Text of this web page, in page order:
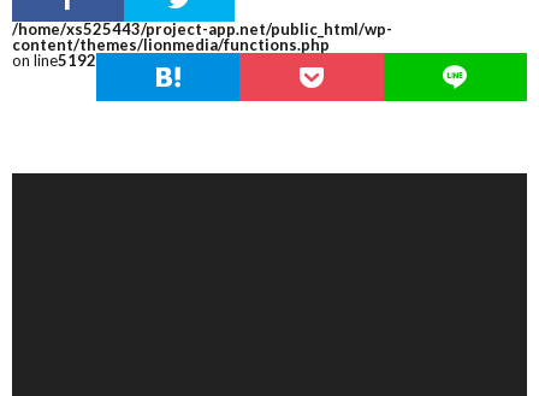
/home/xs525443/project-app.net/public_html/wp-
content/themes/lionmedia/functions.php
on line5192